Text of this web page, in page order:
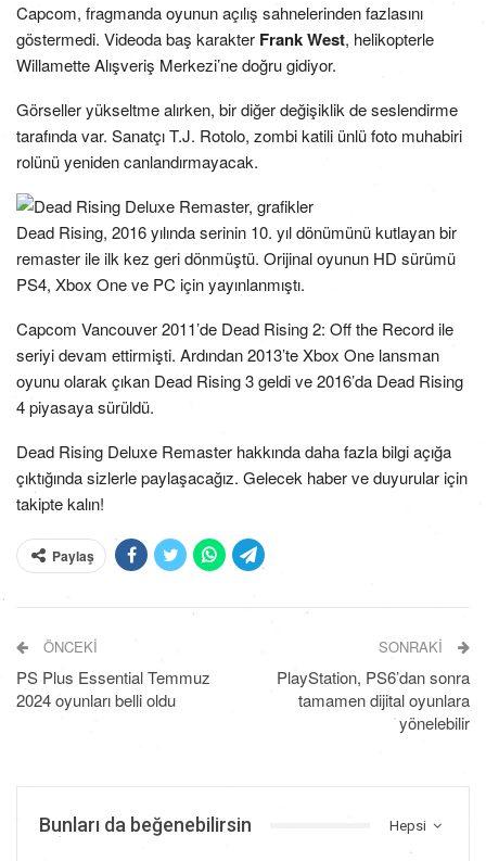
Capcom, fragmanda oyunun açılış sahnelerinden fazlasını
göstermedi. Videoda baş karakter Frank West, helikopterle
Willamette Alışveriş Merkezi’ne doğru gidiyor.
Görseller yükseltme alırken, bir diğer değişiklik de seslendirme
tarafında var. Sanatçı T.J. Rotolo, zombi katili ünlü foto muhabiri
rolünü yeniden canlandırmayacak.
Dead Rising, 2016 yılında serinin 10. yıl dönümünü kutlayan bir
remaster ile ilk kez geri dönmüştü. Orijinal oyunun HD sürümü
PS4, Xbox One ve PC için yayınlanmıştı.
Capcom Vancouver 2011’de Dead Rising 2: Off the Record ile
seriyi devam ettirmişti. Ardından 2013’te Xbox One lansman
oyunu olarak çıkan Dead Rising 3 geldi ve 2016’da Dead Rising
4 piyasaya sürüldü.
Dead Rising Deluxe Remaster hakkında daha fazla bilgi açığa
çıktığında sizlerle paylaşacağız. Gelecek haber ve duyurular için
takipte kalın!
Paylaş
ÖNCEKI
PS Plus Essential Temmuz
2024 oyunları belli oldu
SONRAKI
PlayStation, PS6’dan sonra
tamamen dijital oyunlara
yönelebilir
Hepsi
Bunları da beğenebilirsin